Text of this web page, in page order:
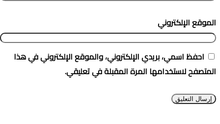
الموقع الإلكتروني
احفظ اسمي، بريدي الإلكتروني، والموقع الإلكتروني في هذا
المتصفح لاستخدامها المرة المقبلة في تعليقي.